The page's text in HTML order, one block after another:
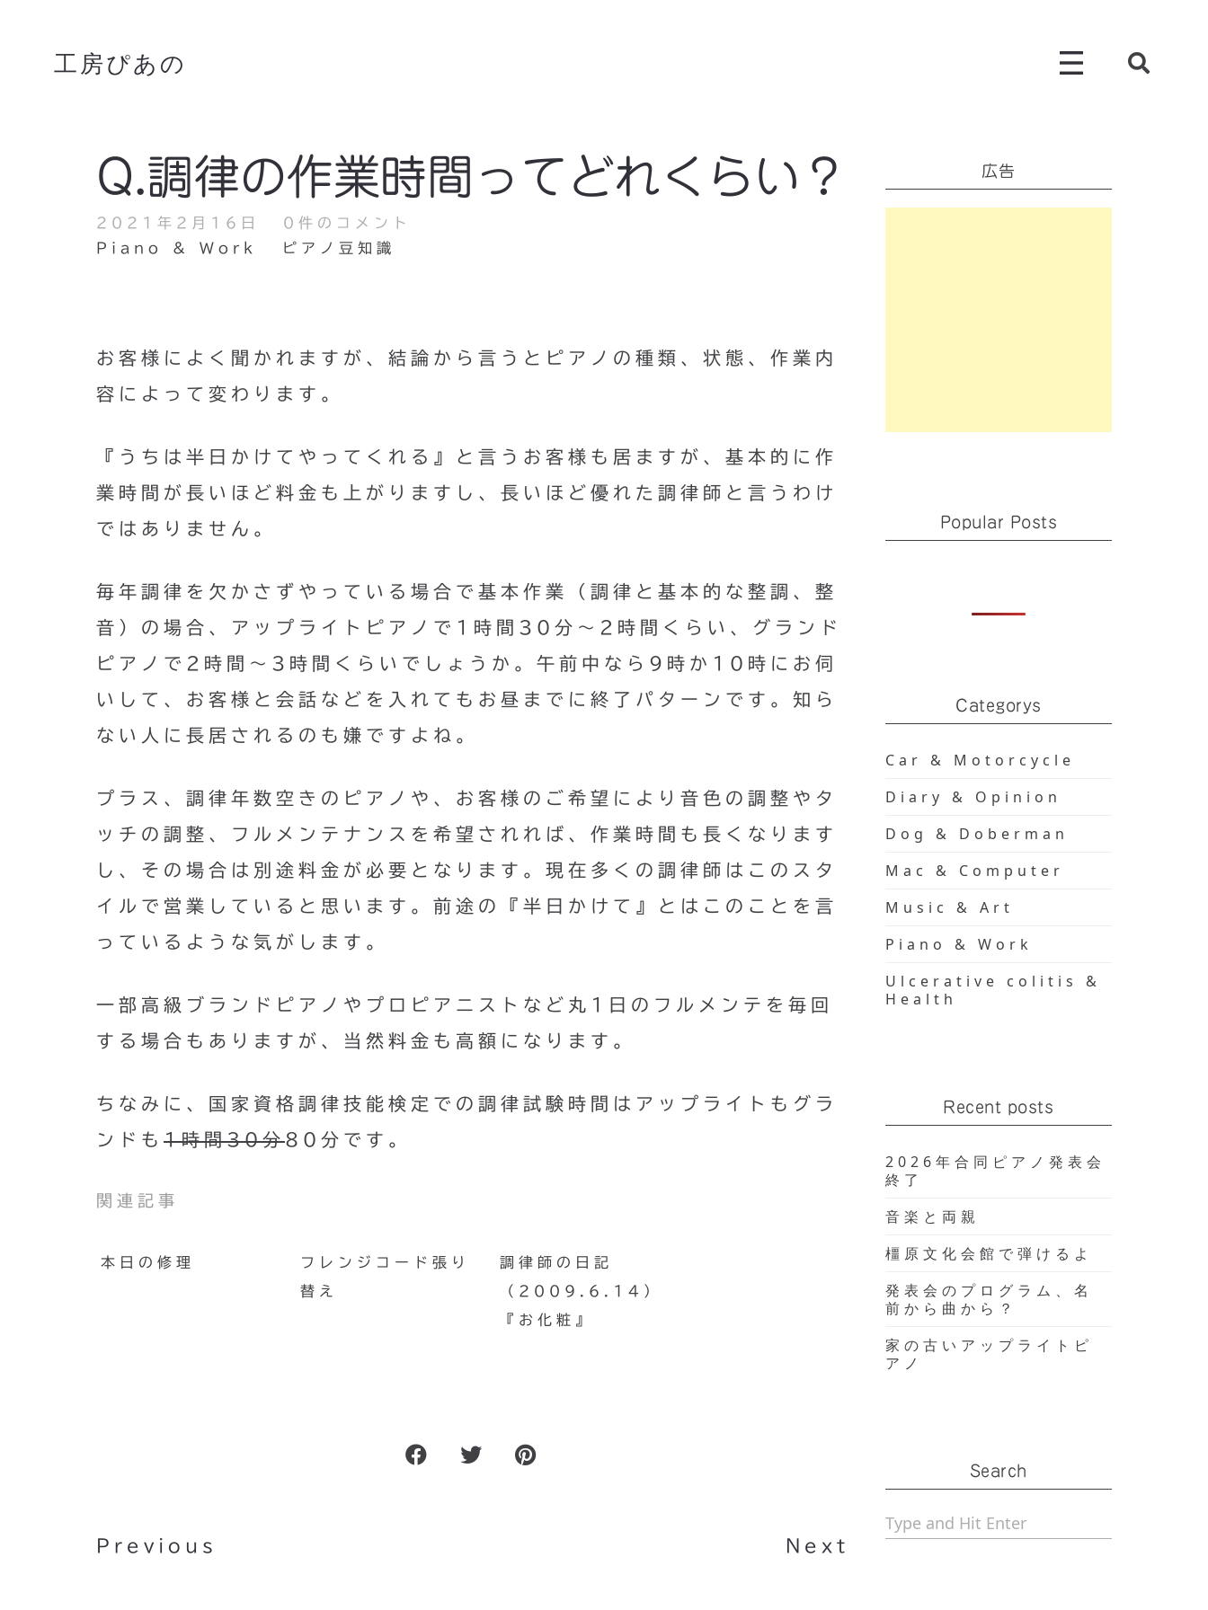
工房ぴあの
Q.調律の作業時間ってどれくらい？
2021年2月16日
0件のコメント
Piano & Work
ピアノ豆知識
お客様によく聞かれますが、結論から言うとピアノの種類、状態、作業内
容によって変わります。
『うちは半日かけてやってくれる』と言うお客様も居ますが、基本的に作
業時間が長いほど料金も上がりますし、長いほど優れた調律師と言うわけ
ではありません。
毎年調律を欠かさずやっている場合で基本作業（調律と基本的な整調、整
音）の場合、アップライトピアノで1時間30分〜2時間くらい、グランド
ピアノで2時間〜3時間くらいでしょうか。午前中なら9時か10時にお伺
いして、お客様と会話などを入れてもお昼までに終了パターンです。知ら
ない人に長居されるのも嫌ですよね。
プラス、調律年数空きのピアノや、お客様のご希望により音色の調整やタ
ッチの調整、フルメンテナンスを希望されれば、作業時間も長くなります
し、その場合は別途料金が必要となります。現在多くの調律師はこのスタ
イルで営業していると思います。前途の『半日かけて』とはこのことを言
っているような気がします。
一部高級ブランドピアノやプロピアニストなど丸1日のフルメンテを毎回
する場合もありますが、当然料金も高額になります。
ちなみに、国家資格調律技能検定での調律試験時間はアップライトもグラ
ンドも 1時間30分80分です。
関連記事
本日の修理
フレンジコード張り
替え
調律師の日記
（2009.6.14）
『お化粧』
Previous
第21回 よんよんコンサートのお
Next
ピアノの先生ってどれくらい担当
広告
Popular Posts
Categorys
Car & Motorcycle
Diary & Opinion
Dog & Doberman
Mac & Computer
Music & Art
Piano & Work
Ulcerative colitis &
Health
Recent posts
2026年合同ピアノ発表会
終了
音楽と両親
橿原文化会館で弾けるよ
発表会のプログラム、名
前から曲から？
家の古いアップライトピ
アノ
Search